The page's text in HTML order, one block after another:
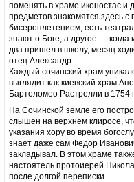
поменять в храме иконостас и
предметов знакомятся здесь
бисероплетением, есть
знают о Боге, а другое —
два пришел в школу, месяц
отец Александр.
Каждый сочинский храм
выглядит как киевский храм
Бартоломео Растрелли в 1754
На Сочинской земле его
слышен на верхнем клиросе,
указания хору во время
знает даже сам Федор
закладывал. В этом храме
настоятель протоиерей
после долгой переписки.